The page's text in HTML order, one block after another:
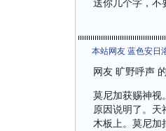
送你几个字，不
本站网友 蓝色安日
网友 旷野呼声
莫尼加获赐神视
原因说明了。天
木板上。莫尼加